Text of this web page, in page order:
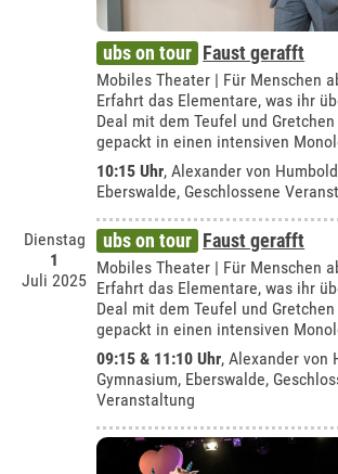
ubs on tour Faust gerafft
Mobiles Theater | Für Menschen
Erfahrt das Elementare, was ihr
Deal mit dem Teufel und
gepackt in einen intensiven
10:15 Uhr,Alexander von
Eberswalde, Geschlossene
Dienstag
1
Juli 2025
ubs on tour Faust gerafft
Mobiles Theater | Für Menschen
Erfahrt das Elementare, was ihr
Deal mit dem Teufel und
gepackt in einen intensiven
09:15 & 11:10 Uhr,Alexander von
Gymnasium, Eberswalde,
Veranstaltung